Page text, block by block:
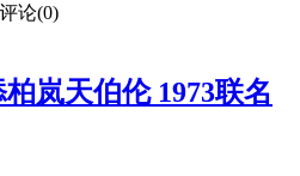
评论(0)
岚天伯伦 1973联名